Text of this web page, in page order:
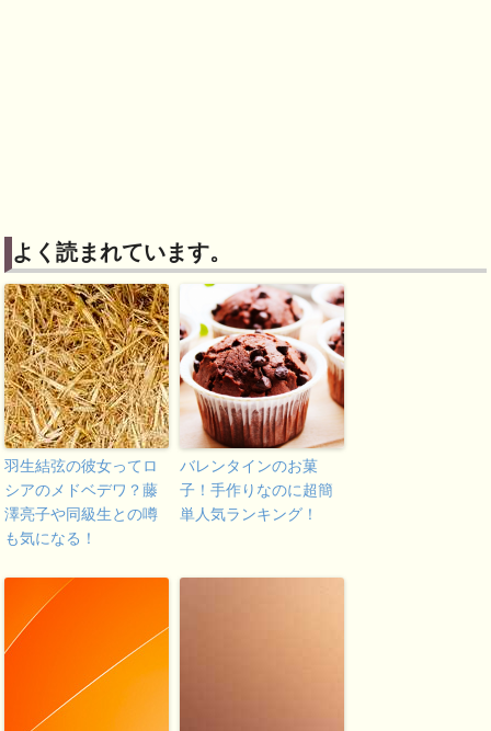
よく読まれています。
羽生結弦の彼女ってロ
シアのメドベデワ？藤
澤亮子や同級生との噂
も気になる！
バレンタインのお菓
子！手作りなのに超簡
単人気ランキング！